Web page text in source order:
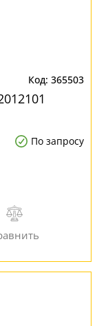
365503
По запросу